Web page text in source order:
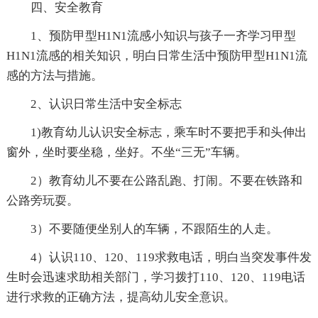
四、安全教育
1、预防甲型H1N1流感小知识与孩子一齐学习甲型
H1N1流感的相关知识，明白日常生活中预防甲型H1N1流
感的方法与措施。
2、认识日常生活中安全标志
1)教育幼儿认识安全标志，乘车时不要把手和头伸出
窗外，坐时要坐稳，坐好。不坐“三无”车辆。
2）教育幼儿不要在公路乱跑、打闹。不要在铁路和
公路旁玩耍。
3）不要随便坐别人的车辆，不跟陌生的人走。
4）认识110、120、119求救电话，明白当突发事件发
生时会迅速求助相关部门，学习拨打110、120、119电话
进行求救的正确方法，提高幼儿安全意识。